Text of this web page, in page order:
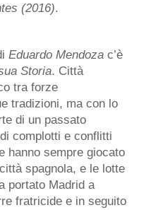
(2016).
Eduardo Mendoza c’è
Storia. Città
tra forze
tradizioni, ma con lo
di un passato
complotti e conflitti
hanno sempre giocato
spagnola, e le lotte
portato Madrid a
fratricide e in seguito